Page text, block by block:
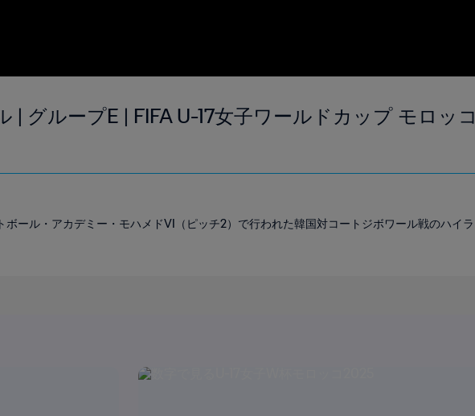
| グループE | FIFA U-17女子ワールドカップ モロッコ
ール・アカデミー・モハメドVI（ピッチ2）で行われた韓国対コートジボワール戦のハイラ